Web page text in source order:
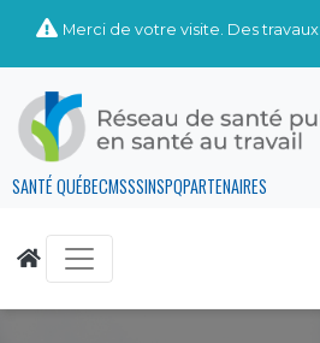
Merci de votre visite. Des
SANTÉ QUÉBECMSSSINSPQPARTENAIRES